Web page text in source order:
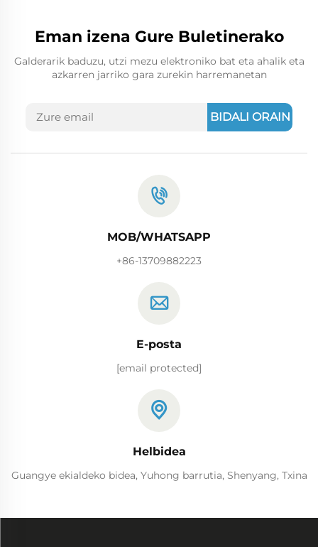
Eman izena Gure Buletinerako
Galderarik baduzu, utzi mezu elektroniko bat eta ahalik eta
azkarren jarriko gara zurekin harremanetan
BIDALI ORAIN
MOB/WHATSAPP
+86-13709882223
E-posta
[email protected]
Helbidea
Guangye ekialdeko bidea, Yuhong barrutia, Shenyang, Txina